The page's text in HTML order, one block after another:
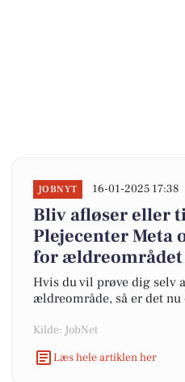
JOBNYT 16-01-2025 17:38
Bliv afløser eller
Plejecenter Meta
for ældreområdet
Hvis du vil prøve dig selv
ældreområde, så er det nu
Kilde: JobNet
Læs hele artiklen her